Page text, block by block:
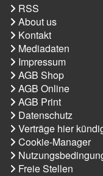
RSS
About us
Kontakt
Mediadaten
Impressum
AGB Shop
AGB Online
AGB Print
Datenschutz
Verträge hier
Cookie-Manager
Freie Stellen